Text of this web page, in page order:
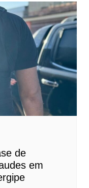
de
em